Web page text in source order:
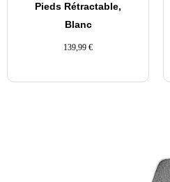
Pieds Rétractable,
Blanc
139,99 €